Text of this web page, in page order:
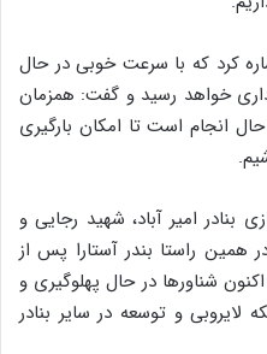
کرد که با سرعت خوبی در حال
خواهد رسید و گفت: همزمان
انجام است تا امکان بارگیری
بنادر امیر آباد، شهید رجایی و
همین راستا بندر آستارا پس از
شناورها در حال پهلوگیری و
و توسعه در سایر بنادر